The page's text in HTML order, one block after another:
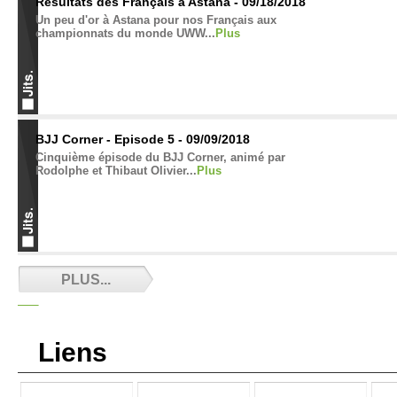
Un peu d'or à Astana pour nos Français aux
championnats du monde UWW... Plus
BJJ Corner - Episode 5 - 09/09/2018
Cinquième épisode du BJJ Corner, animé par
Rodolphe et Thibaut Olivier... Plus
Vive le JJB Libre au Québec ! - 09/01/2018
Parce que le JJB en compétition est interdit au
Québec, il faut agir......
PLUS...
Liens